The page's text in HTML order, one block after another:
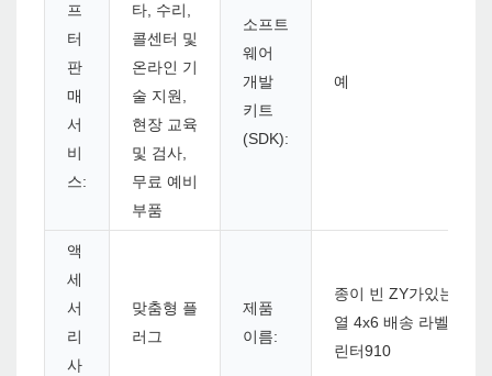
프
터
판
매
서
비
스:
타, 수리,
콜센터 및
온라인 기
술 지원,
현장 교육
및 검사,
무료 예비
부품
소프트
웨어
개발
키트
(SDK):
예
액
세
서
리
사
맞춤형 플
러그
제품
이름:
종이 빈 ZY가있는
열 4x6 배송 라벨 프
린터910